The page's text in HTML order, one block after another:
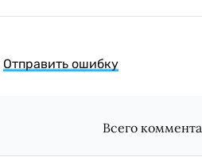
Отправить ошибку
Всего